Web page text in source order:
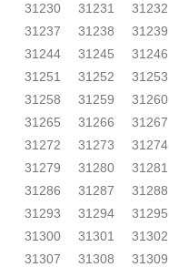
31230
31231 31232
31237
31238 31239
31244
31245 31246
31251
31252 31253
31258
31259 31260
31265
31266 31267
31272
31273 31274
31279
31280 31281
31286
31287 31288
31293
31294 31295
31300
31301 31302
31307
31308 31309